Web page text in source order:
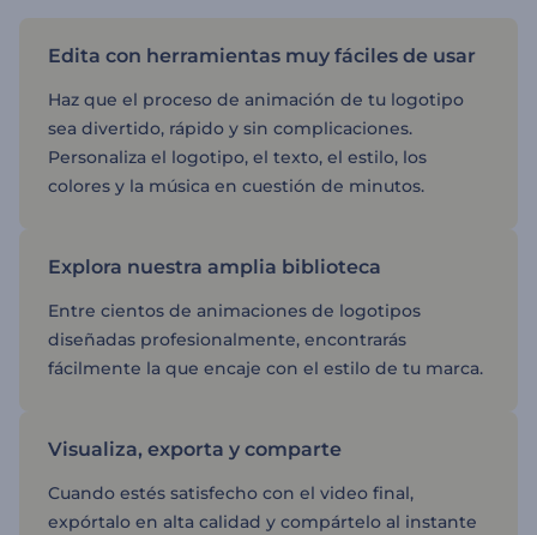
Edita con herramientas muy fáciles de usar
Haz que el proceso de animación de tu logotipo
sea divertido, rápido y sin complicaciones.
Personaliza el logotipo, el texto, el estilo, los
colores y la música en cuestión de minutos.
Explora nuestra amplia biblioteca
Entre cientos de animaciones de logotipos
diseñadas profesionalmente, encontrarás
fácilmente la que encaje con el estilo de tu marca.
Visualiza, exporta y comparte
Cuando estés satisfecho con el video final,
expórtalo en alta calidad y compártelo al instante